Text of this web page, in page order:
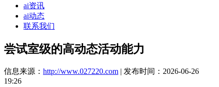
ai资讯
ai动态
联系我们
尝试室级的高动态活动能力
信息来源： http://www.027220.com | 发布时间：2026-06-26
19:26